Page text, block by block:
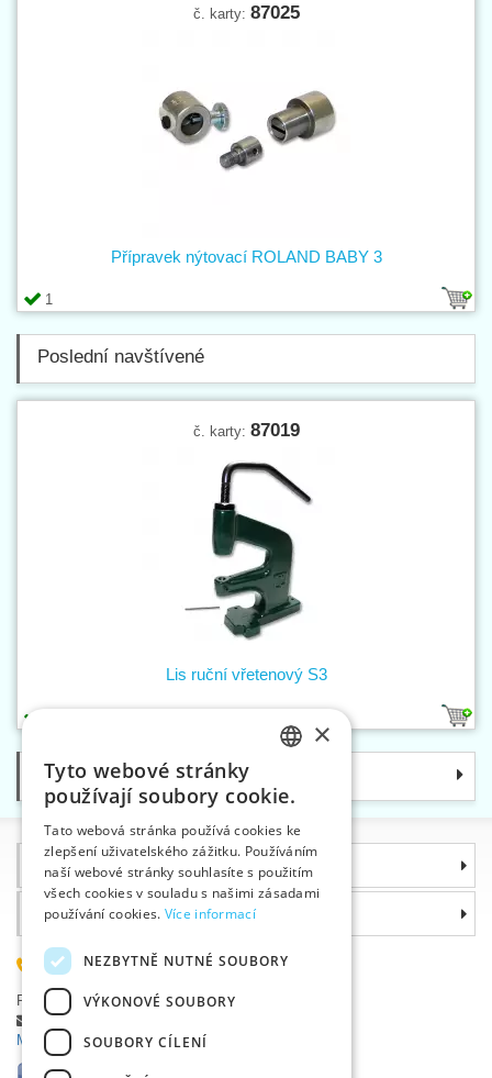
č. karty: 87025
1
Přípravek nýtovací ROLAND BABY 3
Poslední navštívené
č. karty: 87019
Lis ruční vřetenový S3
Kategorie
Informace
Proč si zvolit právě nás
585 051 217
Plzeňská 868, 783 91 Uničov, Česká republika
Položit dotaz
Máte problémy s přihlášením ?
ENGLISH
GERMAN
×
Tyto webové stránky
používají soubory cookie.
Tato webová stránka používá cookies ke
zlepšení uživatelského zážitku. Používáním
naší webové stránky souhlasíte s použitím
všech cookies v souladu s našimi zásadami
používání cookies. Více informací
NEZBYTNĚ NUTNÉ SOUBORY
VÝKONOVÉ SOUBORY
SOUBORY CÍLENÍ